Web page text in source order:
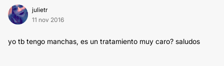
julietr
11 nov 2016
yo tb tengo manchas, es un tratamiento muy caro? saludos